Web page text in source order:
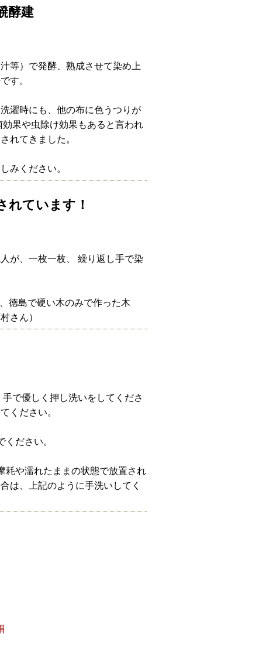
酵建
等）で発酵、熟成させて染め上
す。
濯時にも、他の布に色うつりが
果や虫除け効果もあると言われ
れてきました。
みください。
れています！
が、一枚一枚、 繰り返し手で染
徳島で硬い木のみで作った木
さん）
で優しく押し洗いをしてくださ
ください。
ださい。
耗や濡れたままの状態で放置され
は、上記のように手洗いしてく